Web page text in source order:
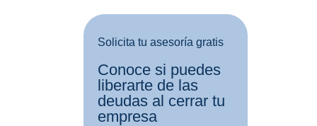
Solicita tu asesoría gratis
Conoce si puedes
liberarte de las
deudas al cerrar tu
empresa